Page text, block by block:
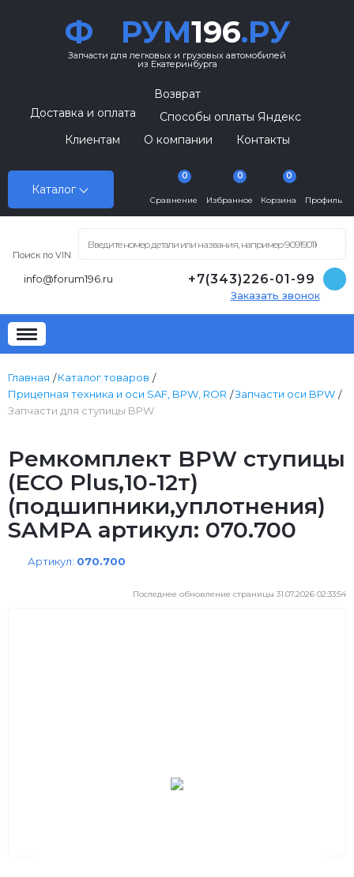
Ф РУМ196.РУ
Запчасти для легковых и грузовых автомобилей
из Екатеринбурга
Каталог
Возврат
Доставка и оплата
Способы оплаты Яндекс
Клиентам
О компании Контакты
Сравнение
0
Избранное
0
Корзина
0
Профиль
Поиск по VIN
info@forum196.ru +7(343)226-01-99
Заказать звонок
Главная
Каталог товаров
Прицепная техника и оси SAF, BPW, ROR
Запчасти оси BPW
Запчасти для ступицы BPW
Ремкомплект BPW ступицы
(ECO Plus,10-12т)
(подшипники,уплотнения)
SAMPA артикул: 070.700
Артикул: 070.700
Последнее обновление страницы 31.07.2026 02:33:54